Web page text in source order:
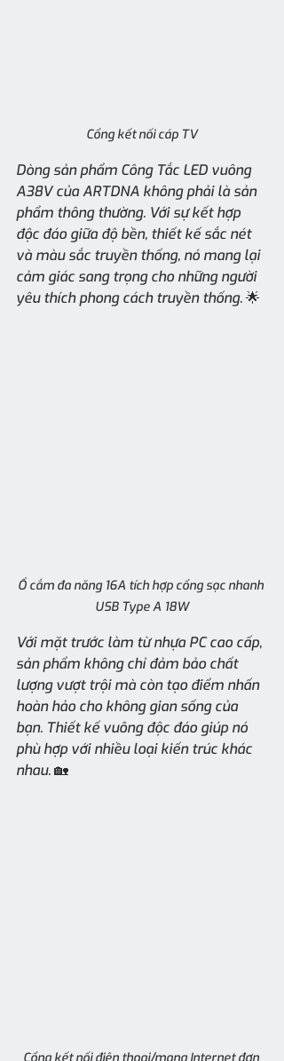
Cổng kết nối cáp TV
Dòng sản phẩm Công Tắc LED vuông
A38V của ARTDNA không phải là sản
phẩm thông thường. Với sự kết hợp
độc đáo giữa độ bền, thiết kế sắc nét
và màu sắc truyền thống, nó mang lại
cảm giác sang trọng cho những người
yêu thích phong cách truyền thống. 🌟
Ổ cắm đa năng 16A tích hợp cổng sạc nhanh
USB Type A 18W
Với mặt trước làm từ nhựa PC cao cấp,
sản phẩm không chỉ đảm bảo chất
lượng vượt trội mà còn tạo điểm nhấn
hoàn hảo cho không gian sống của
bạn. Thiết kế vuông độc đáo giúp nó
phù hợp với nhiều loại kiến trúc khác
nhau. 🏡